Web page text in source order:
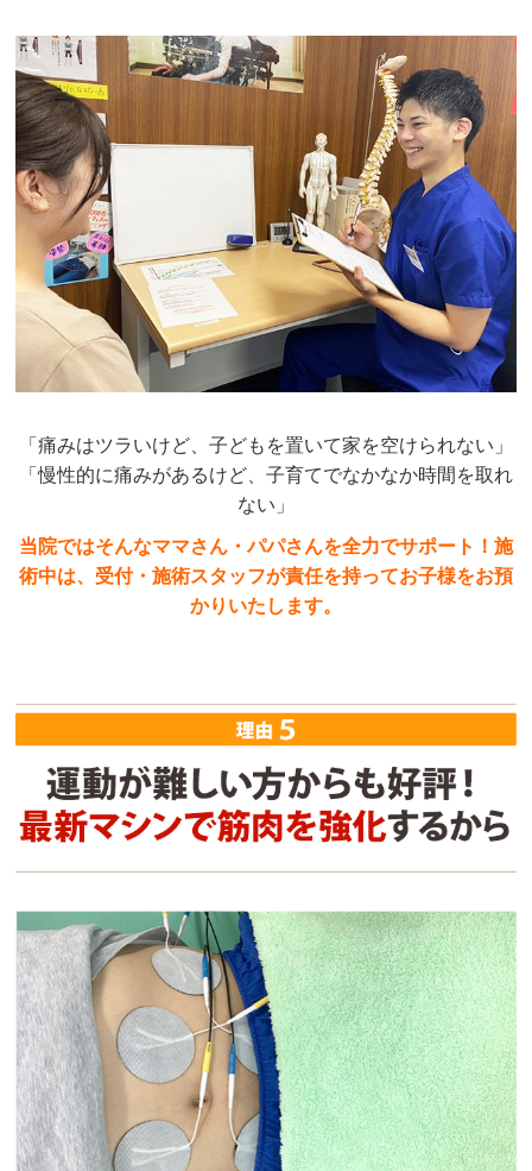
「痛みはツラいけど、子どもを置いて家を空けられない」
「慢性的に痛みがあるけど、子育てでなかなか時間を取れ
ない」
当院ではそんなママさん・パパさんを全力でサポート！施
術中は、受付・施術スタッフが責任を持ってお子様をお預
かりいたします。